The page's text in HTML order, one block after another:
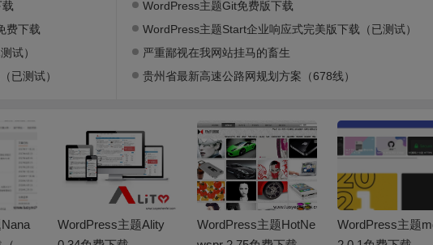
费下载
试）
已测试）
WordPress主题Git免费版下载
WordPress主题Start企业响应式完美版下载（已测试）
严重鄙视在我网站挂马的畜生
贵州省最新高速公路网规划方案（678线）
WordPress主题Ality
WordPress主题HotNe
WordPress主题